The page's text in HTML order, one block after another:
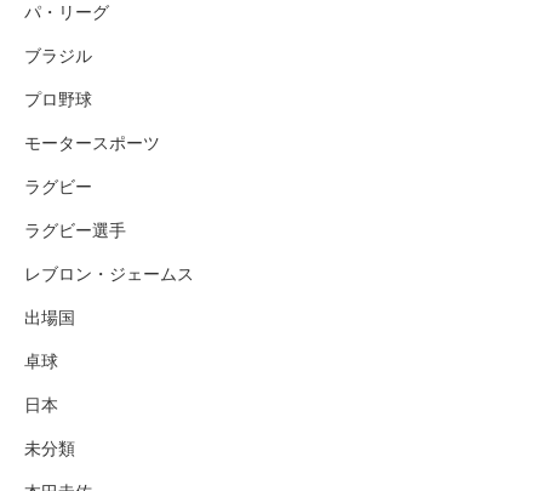
パ・リーグ
ブラジル
プロ野球
モータースポーツ
ラグビー
ラグビー選手
レブロン・ジェームス
出場国
卓球
日本
未分類